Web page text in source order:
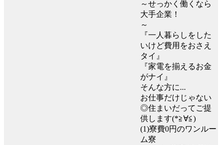
～せっかく働くなら
大手企業！
～
『一人暮らしをした
いけど費用をおさえ
タイ』
『家電を揃えるお金
がナイ』
そんな方に...
お仕事だけじゃない
◎住まいだってご提
供します(*≧∀≦)ゞ
(1)寮費0円のワンルー
ム寮